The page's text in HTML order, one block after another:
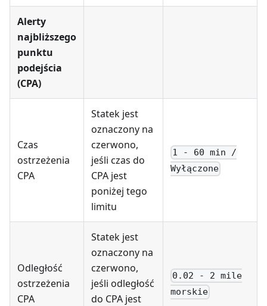
Alerty
najbliższego
punktu
podejścia
(CPA)
Czas
ostrzeżenia
CPA
Statek jest
oznaczony na
czerwono,
jeśli czas do
CPA jest
poniżej tego
limitu
1 - 60 min /
Wyłączone
Odległość
ostrzeżenia
CPA
Statek jest
oznaczony na
czerwono,
jeśli odległość
do CPA jest
0.02 - 2 mile
morskie